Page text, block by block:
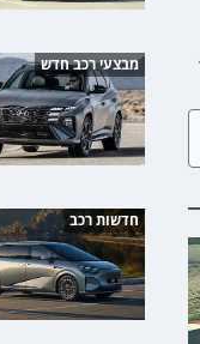
מבצעי רכב חדש
חדשות רכב